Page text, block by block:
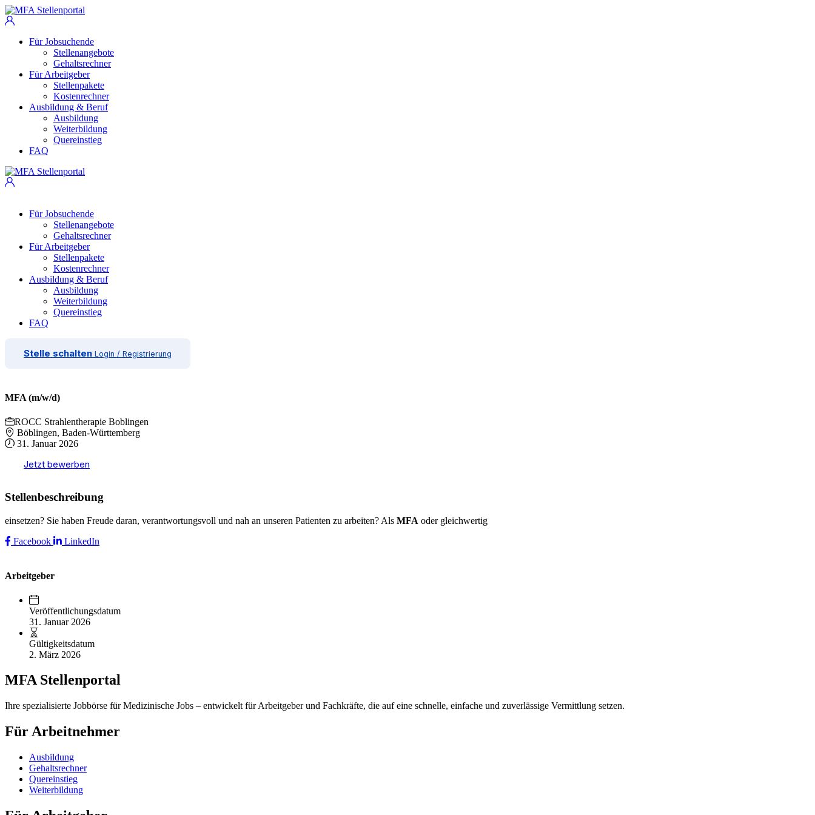
Für Jobsuchende
Stellenangebote
Gehaltsrechner
Für Arbeitgeber
Stellenpakete
Kostenrechner
Ausbildung & Beruf
Ausbildung
Weiterbildung
Quereinstieg
FAQ
Für Jobsuchende
Stellenangebote
Gehaltsrechner
Für Arbeitgeber
Stellenpakete
Kostenrechner
Ausbildung & Beruf
Ausbildung
Weiterbildung
Quereinstieg
FAQ
Stelle schalten Login / Registrierung
MFA (m/w/d)
ROCC Strahlentherapie Boblingen
Böblingen, Baden-Württemberg
31. Januar 2026
Jetzt bewerben
Stellenbeschreibung
einsetzen? Sie haben Freude daran, verantwortungsvoll und nah an unseren Patienten zu arbeiten? Als MFA oder gleichwertig
Facebook
LinkedIn
Arbeitgeber
Veröffentlichungsdatum
31. Januar 2026
Gültigkeitsdatum
2. März 2026
MFA Stellenportal
Ihre spezialisierte Jobbörse für Medizinische Jobs – entwickelt für Arbeitgeber und Fachkräfte, die auf eine schnelle, einfache und zuverlässige Vermittlung setzen.
Für Arbeitnehmer
Ausbildung
Gehaltsrechner
Quereinstieg
Weiterbildung